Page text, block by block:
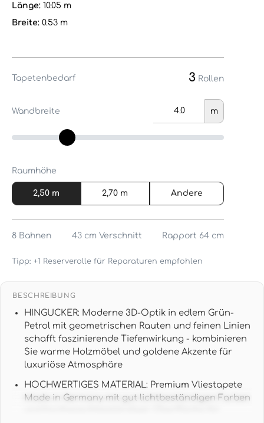
Länge: 10.05 m
Breite: 0.53 m
Tapetenbedarf 3 Rollen
Wandbreite m
Raumhöhe
2,50 m 2,70 m Andere
8 Bahnen 43 cm Verschnitt Rapport 64 cm
Tipp: +1 Reserverolle für Reparaturen empfohlen
BESCHREIBUNG
HINGUCKER: Moderne 3D-Optik in edlem Grün-
Petrol mit geometrischen Rauten und feinen Linien
schafft faszinierende Tiefenwirkung - kombinieren
Sie warme Holzmöbel und goldene Akzente für
luxuriöse Atmosphäre
HOCHWERTIGES MATERIAL: Premium Vliestapete
Made in Germany mit gut lichtbeständigen Farben